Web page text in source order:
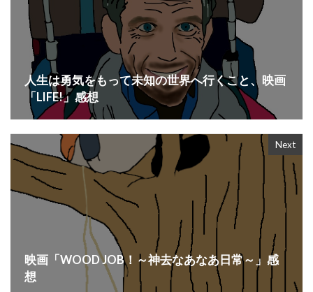
人生は勇気をもって未知の世界へ行くこと、映画
「LIFE!」感想
Next
映画「WOOD JOB！～神去なあなあ日常～」感
想